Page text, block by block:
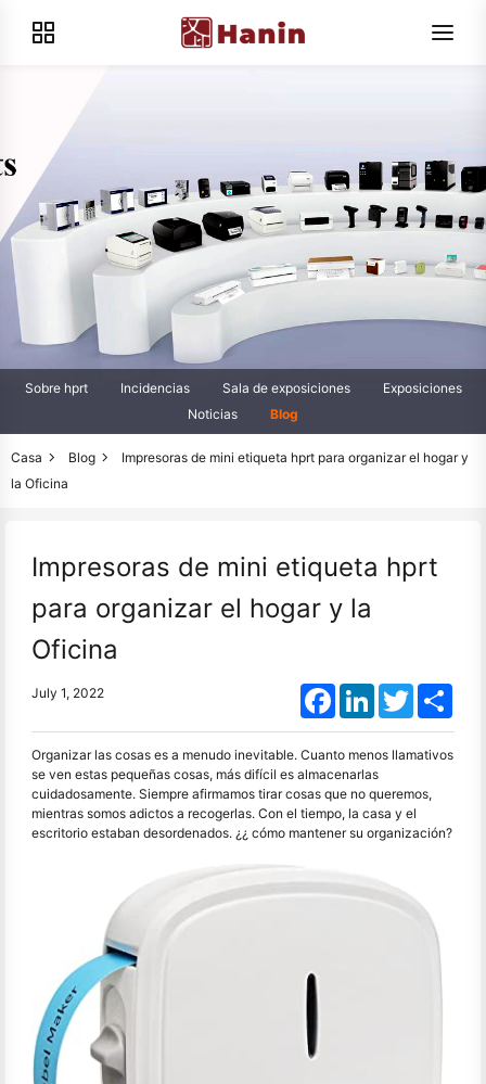
Sobre hprt Incidencias Sala de exposiciones
Exposiciones
Noticias
Blog
Casa Blog
Impresoras de mini etiqueta hprt para organizar el hogar y
la Oficina
Impresoras de mini etiqueta hprt
para organizar el hogar y la
Oficina
July 1, 2022 FacebookLinkedInTwitter
Organizar las cosas es a menudo inevitable. Cuanto menos llamativos
se ven estas pequeñas cosas, más difícil es almacenarlas
cuidadosamente. Siempre afirmamos tirar cosas que no queremos,
mientras somos adictos a recogerlas. Con el tiempo, la casa y el
escritorio estaban desordenados. ¿¿ cómo mantener su organización?